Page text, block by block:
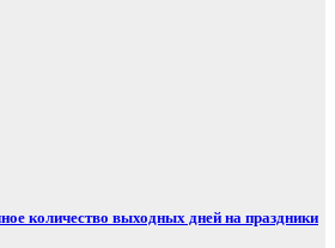
количество выходных дней на праздники